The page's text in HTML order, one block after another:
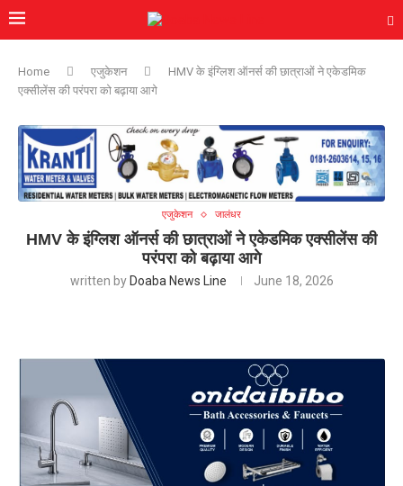
Home एजुकेशन
HMV के इंग्लिश ऑनर्स की छात्राओं ने एकेडमिक
एक्सीलेंस की परंपरा को बढ़ाया आगे
एजुकेशन जालंधर
HMV के इंग्लिश ऑनर्स की छात्राओं ने एकेडमिक एक्सीलेंस की
परंपरा को बढ़ाया आगे
written by Doaba News Line June 18, 2026